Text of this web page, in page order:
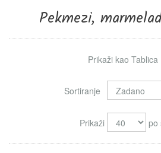
Pekmezi,
Prikaži kao Tablica
Sortiranje
Prikaži
po